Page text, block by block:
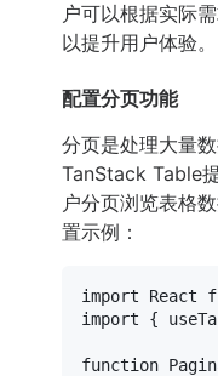
户可以根据实际
以提升用户体验。
配置分页功能
分页是处理大量
TanStack Table
户分页浏览表格
置示例：
import React
import {
function